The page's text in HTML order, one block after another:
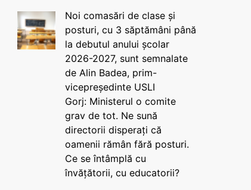
Noi comasări de clase și
posturi, cu 3 săptămâni până
la debutul anului școlar
2026-2027, sunt semnalate
de Alin Badea, prim-
vicepreședinte USLI
Gorj: Ministerul o comite
grav de tot. Ne sună
directorii disperați că
oamenii rămân fără posturi.
Ce se întâmplă cu
învățătorii, cu educatorii?